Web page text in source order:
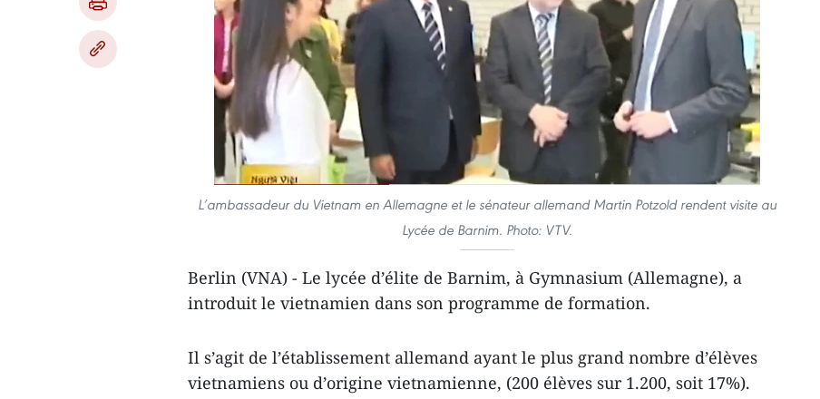
L’ambassadeur du Vietnam en Allemagne et le sénateur allemand Martin Potzold rendent visite au
Lycée de Barnim. Photo: VTV.
Berlin (VNA) - Le lycée d’élite de Barnim, à Gymnasium (Allemagne), a
introduit le vietnamien dans son programme de formation.
Il s’agit de l’établissement allemand ayant le plus grand nombre d’élèves
vietnamiens ou d’origine vietnamienne, (200 élèves sur 1.200, soit 17%).